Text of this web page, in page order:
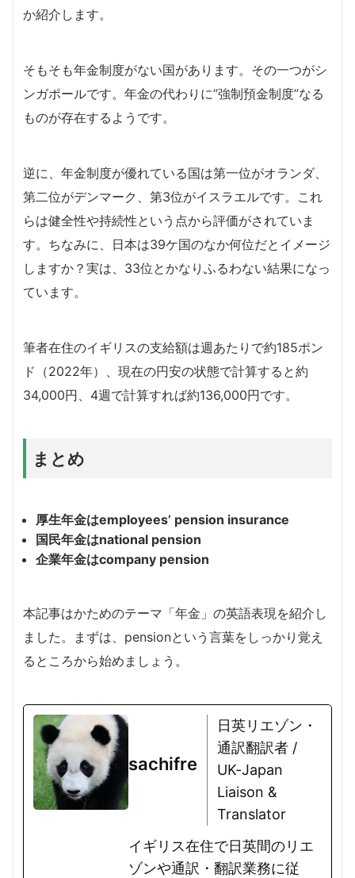
か紹介します。
そもそも年金制度がない国があります。その一つがシ
ンガポールです。年金の代わりに”強制預金制度”なる
ものが存在するようです。
逆に、年金制度が優れている国は第一位がオランダ、
第二位がデンマーク、第3位がイスラエルです。これ
らは健全性や持続性という点から評価がされていま
す。ちなみに、日本は39ケ国のなか何位だとイメージ
しますか？実は、33位とかなりふるわない結果になっ
ています。
筆者在住のイギリスの支給額は週あたりで約185ポン
ド（2022年）、現在の円安の状態で計算すると約
34,000円、4週で計算すれば約136,000円です。
まとめ
厚生年金はemployees’ pension insurance
国民年金はnational pension
企業年金はcompany pension
本記事はかためのテーマ「年金」の英語表現を紹介し
ました。まずは、pensionという言葉をしっかり覚え
るところから始めましょう。
sachifre
日英リエゾン・
通訳翻訳者 /
UK-Japan
Liaison &
Translator
イギリス在住で日英間のリエ
ゾンや通訳・翻訳業務に従